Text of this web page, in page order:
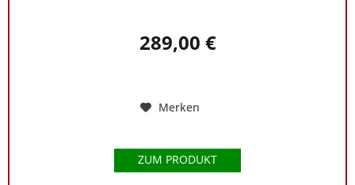
289,00 €
Merken
ZUM PRODUKT